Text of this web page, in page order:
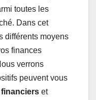
toutes les
Dans cet
différents moyens
finances
verrons
peuvent vous
financiers et